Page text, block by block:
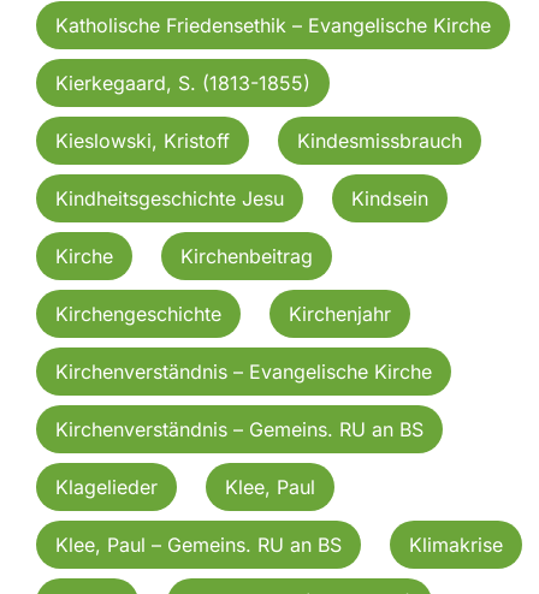
Katholische Friedensethik – Evangelische Kirche
Kierkegaard, S. (1813-1855)
Kieslowski, Kristoff Kindesmissbrauch
Kindheitsgeschichte Jesu Kindsein
Kirche Kirchenbeitrag
Kirchengeschichte Kirchenjahr
Kirchenverständnis – Evangelische Kirche
Kirchenverständnis – Gemeins. RU an BS
Klagelieder Klee, Paul
Klee, Paul – Gemeins. RU an BS Klimakrise